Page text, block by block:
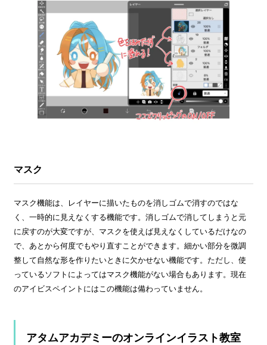
マスク
マスク機能は、レイヤーに描いたものを消しゴムで消すのではな
く、一時的に見えなくする機能です。消しゴムで消してしまうと元
に戻すのが大変ですが、マスクを使えば見えなくしているだけなの
で、あとから何度でもやり直すことができます。細かい部分を微調
整して自然な形を作りたいときに欠かせない機能です。ただし、使
っているソフトによってはマスク機能がない場合もあります。現在
のアイビスペイントにはこの機能は備わっていません。
アタムアカデミーのオンラインイラスト教室